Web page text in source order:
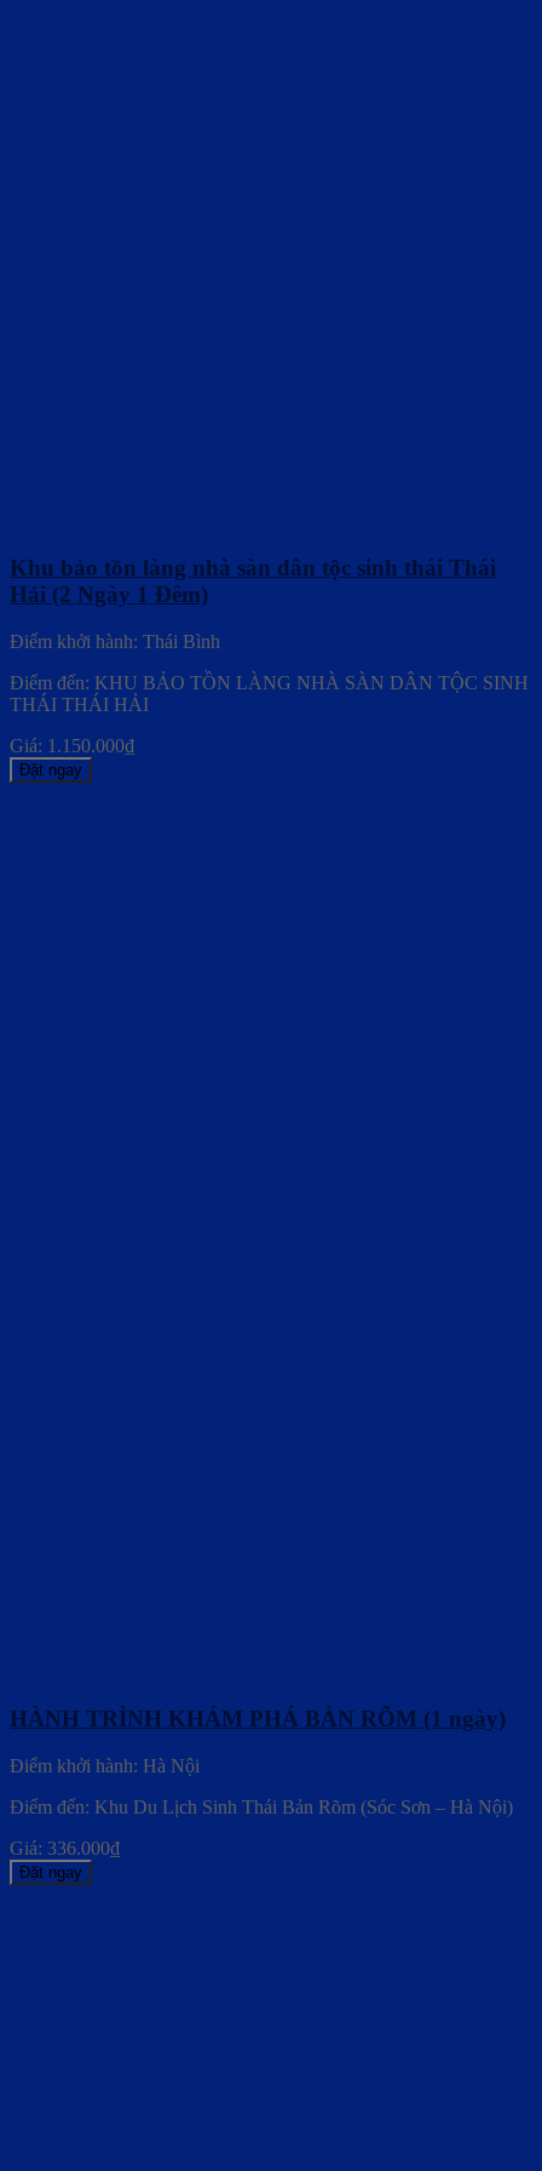
Khu bảo tồn làng nhà sàn dân tộc sinh thái Thái
Hải (2 Ngày 1 Đêm)
Điểm khởi hành: Thái Bình
Điểm đến: KHU BẢO TỒN LÀNG NHÀ SÀN DÂN TỘC SINH
THÁI THÁI HẢI
Giá: 1.150.000₫
Đặt ngay
HÀNH TRÌNH KHÁM PHÁ BẢN RÕM (1 ngày)
Điểm khởi hành: Hà Nội
Điểm đến: Khu Du Lịch Sinh Thái Bản Rõm (Sóc Sơn – Hà Nội)
Giá: 336.000₫
Đặt ngay